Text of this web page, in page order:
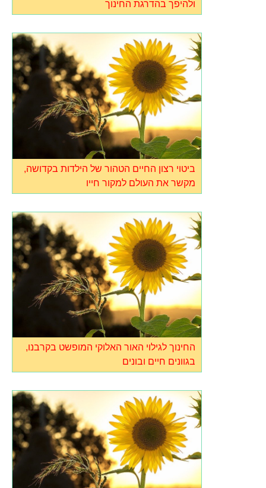
ולהיפך בהדרגת החינוך
ביטוי רצון החיים הטהור של הילדות בקדושה,
מקשר את העולם למקור חייו
החינוך לגילוי האור האלוקי המופשט בקרבנו,
בגוונים חיים ובונים